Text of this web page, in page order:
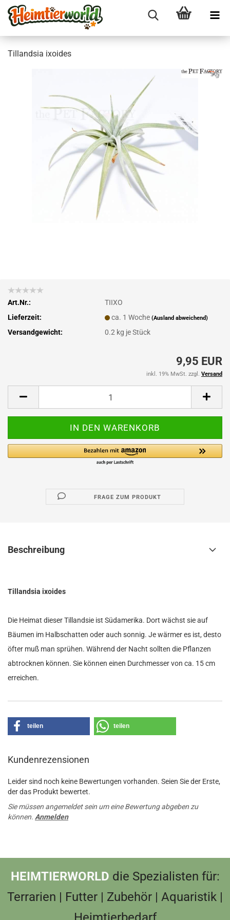
Til­land­sia ixo­ides
Art.Nr.:
TIIXO
Lieferzeit:
ca. 1 Woche(Ausland abweichend)
Versandgewicht: 0.2 kg je Stück
9,95 EUR
inkl. 19% MwSt. zzgl. Versand
FRAGE ZUM PRODUKT
Beschreibung
Tillandsia ixoides
Die Heimat dieser Tillandsie ist Südamerika. Dort wächst sie auf
Bäumen im Halbschatten oder auch sonnig. Je wärmer es ist, desto
öfter muß man sprühen. Während der Nacht sollten die Pflanzen
abtrocknen können. Sie können einen Durchmesser von ca. 15 cm
erreichen.
teilen teilen
Kundenrezensionen
Leider sind noch keine Bewertungen vorhanden. Seien Sie der Erste,
der das Produkt bewertet.
Sie müssen angemeldet sein um eine Bewertung abgeben zu
können. Anmelden
HEIMTIERWORLD die Spezialisten für:
Terrarien | Futter | Zubehör | Aquaristik |